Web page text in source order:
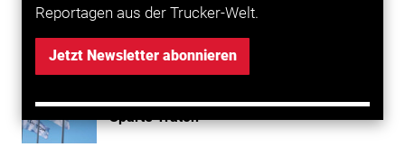
Reportagen aus der Trucker-Welt.
Jetzt Newsletter abonnieren
Transport
Schwacher Start ins Jahr für VW-Lkw-
Sparte Traton